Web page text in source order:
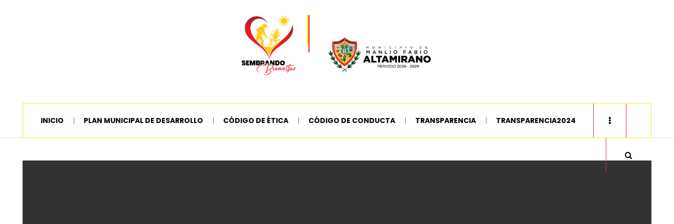
INICIO PLAN MUNICIPAL DE DESARROLLO CÓDIGO DE ÉTICA CÓDIGO DE CONDUCTA TRANSPARENCIA TRANSPARENCIA2024